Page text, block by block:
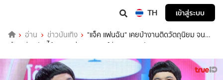
TH เข้าสู่ระบบ
อ่าน ข่าวบันเทิง
"แจ็ค แฟนฉัน" เคยบ้างานติดวัตถุนิยม จน
เกือบเสียหลัก ได้ภรรยาช่วยบาลานซ์ชีวิตครอบครัว